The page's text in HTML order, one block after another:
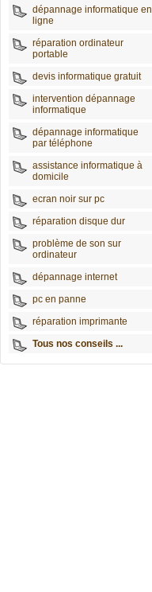
dépannage informatique en
ligne
réparation ordinateur
portable
devis informatique gratuit
intervention dépannage
informatique
dépannage informatique
par téléphone
assistance informatique à
domicile
ecran noir sur pc
réparation disque dur
problème de son sur
ordinateur
dépannage internet
pc en panne
réparation imprimante
Tous nos conseils ...